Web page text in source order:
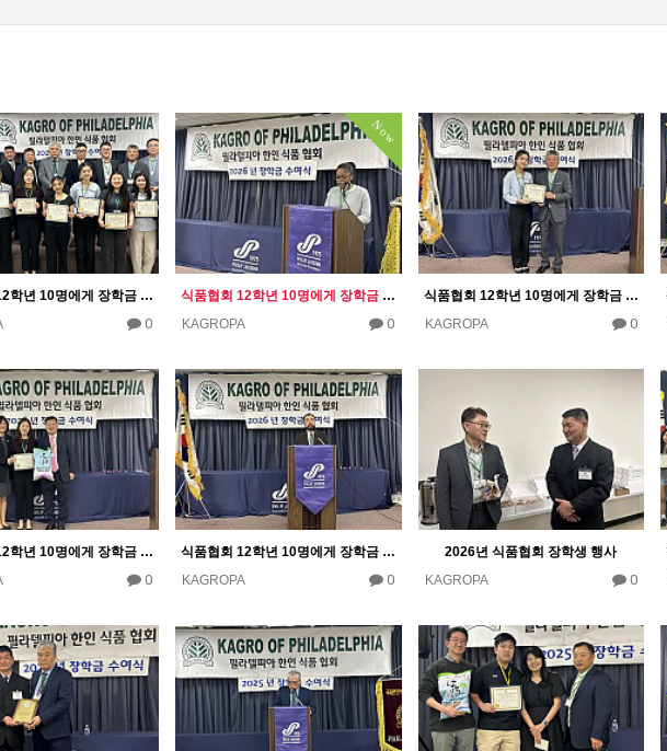
식품협회 12학년 10명에게 장학금 10000달러 수여
0
Now
식품협회 12학년 10명에게 장학금 10000달러 수여
KAGROPA
0
식품협회 12학년 10명에게 장학금 10000달러 수여
KAGROPA
0
식품협회 12학년 10명에게 장학금 10000달러 수여
0
식품협회 12학년 10명에게 장학금 10000달러 수여
KAGROPA
0
2026년 식품협회 장학생 행사
KAGROPA
0